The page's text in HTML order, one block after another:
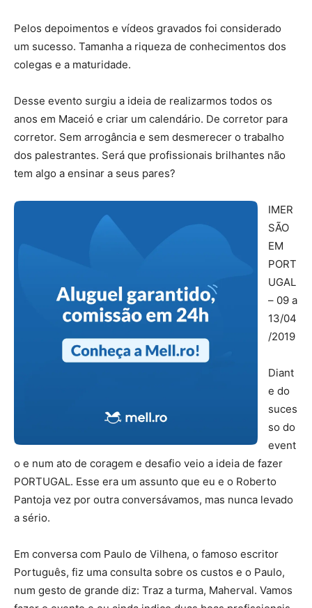
Pelos depoimentos e vídeos gravados foi considerado
um sucesso. Tamanha a riqueza de conhecimentos dos
colegas e a maturidade.
Desse evento surgiu a ideia de realizarmos todos os
anos em Maceió e criar um calendário. De corretor para
corretor. Sem arrogância e sem desmerecer o trabalho
dos palestrantes. Será que profissionais brilhantes não
tem algo a ensinar a seus pares?
IMER
SÃO
EM
PORT
UGAL
– 09 a
13/04
/2019
Diant
e do
suces
so do
event
o e num ato de coragem e desafio veio a ideia de fazer
PORTUGAL. Esse era um assunto que eu e o Roberto
Pantoja vez por outra conversávamos, mas nunca levado
a sério.
Em conversa com Paulo de Vilhena, o famoso escritor
Português, fiz uma consulta sobre os custos e o Paulo,
num gesto de grande diz: Traz a turma, Maherval. Vamos